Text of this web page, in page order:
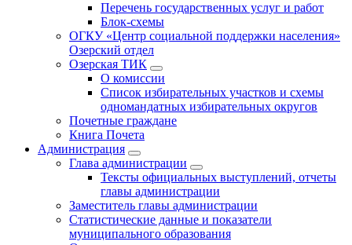
Перечень государственных услуг и работ
Блок-схемы
ОГКУ «Центр социальной поддержки населения»
Озерский отдел
Озерская ТИК
О комиссии
Список избирательных участков и схемы
одномандатных избирательных округов
Почетные граждане
Книга Почета
Администрация
Глава администрации
Тексты официальных выступлений, отчеты
главы администрации
Заместитель главы администрации
Статистические данные и показатели
муниципального образования